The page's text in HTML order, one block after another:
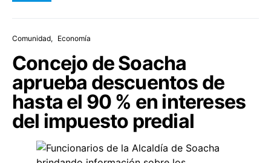
Comunidad Economía
Concejo de Soacha
aprueba descuentos de
hasta el 90 % en intereses
del impuesto predial